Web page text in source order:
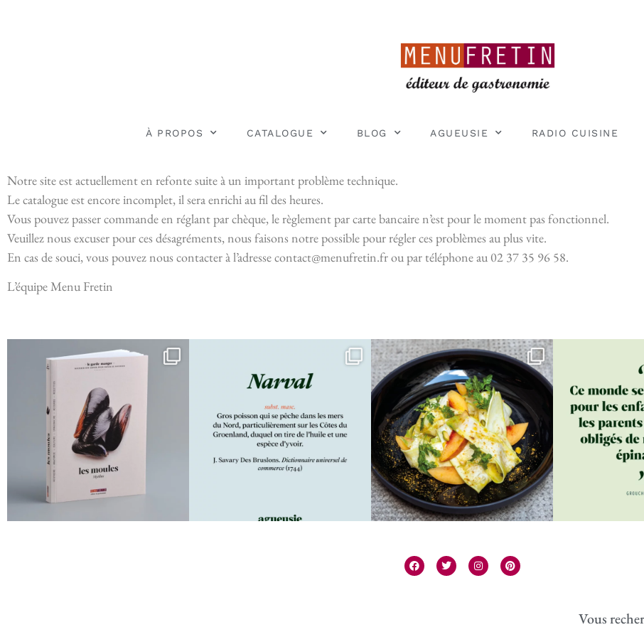
À PROPOS CATALOGUE BLOG AGUEUSIE RADIO CUISINE
Notre site est actuellement en refonte suite à un important problème technique.
Le catalogue est encore incomplet, il sera enrichi au fil des heures.
Vous pouvez passer commande en réglant par chèque, le règlement par carte bancaire n’est pour le moment pas fonctionnel.
Veuillez nous excuser pour ces désagréments, nous faisons notre possible pour régler ces problèmes au plus vite.
En cas de souci, vous pouvez nous contacter à l’adresse contact@menufretin.fr ou par téléphone au 02 37 35 96 58.
L’équipe Menu Fretin
Vous